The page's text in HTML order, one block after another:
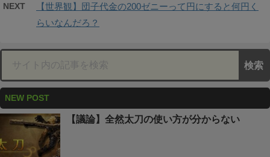
NEXT
【世界観】団子代金の200ゼニーって円にすると何円く
らいなんだろ？
NEW POST
【議論】全然太刀の使い方が分からない